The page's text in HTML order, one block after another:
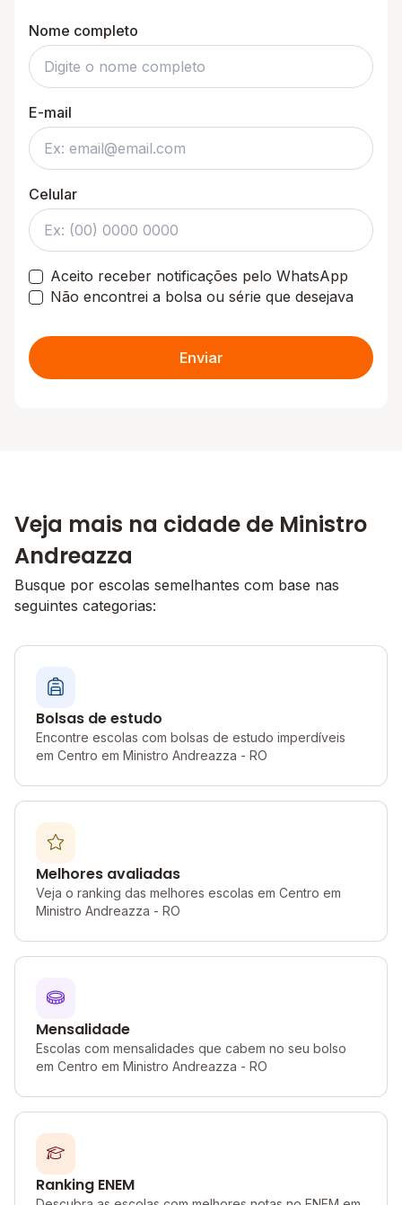
Nome completo
E-mail
Celular
Aceito receber notificações pelo WhatsApp
Não encontrei a bolsa ou série que desejava
Enviar
Veja mais na cidade de Ministro
Andreazza
Busque por escolas semelhantes com base nas
seguintes categorias:
Bolsas de estudo
Encontre escolas com bolsas de estudo imperdíveis
em Centro em Ministro Andreazza - RO
Melhores avaliadas
Veja o ranking das melhores escolas em Centro em
Ministro Andreazza - RO
Mensalidade
Escolas com mensalidades que cabem no seu bolso
em Centro em Ministro Andreazza - RO
Ranking ENEM